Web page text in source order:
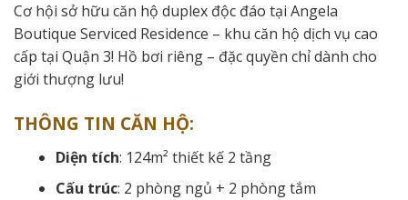
Cơ hội sở hữu căn hộ duplex độc đáo tại Angela
Boutique Serviced Residence – khu căn hộ dịch vụ cao
cấp tại Quận 3! Hồ bơi riêng – đặc quyền chỉ dành cho
giới thượng lưu!
THÔNG TIN CĂN HỘ:
Diện tích: 124m² thiết kế 2 tầng
Cấu trúc: 2 phòng ngủ + 2 phòng tắm